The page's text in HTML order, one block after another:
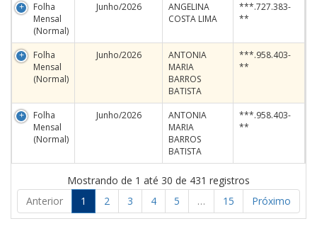
Folha
Mensal
(Normal)
Junho/2026
ANGELINA
COSTA LIMA
***.727.383-
**
Folha
Mensal
(Normal)
Junho/2026
ANTONIA
MARIA
BARROS
BATISTA
***.958.403-
**
Folha
Mensal
(Normal)
Junho/2026
ANTONIA
MARIA
BARROS
BATISTA
***.958.403-
**
Mostrando de 1 até 30 de 431 registros
Anterior
1 2 3 4 5 … 15 Próximo